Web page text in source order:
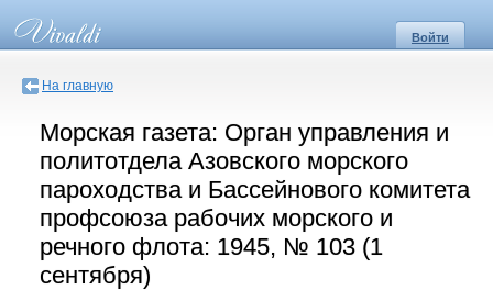
Войти
На главную
Морская газета: Орган управления и
политотдела Азовского морского
пароходства и Бассейнового комитета
профсоюза рабочих морского и
речного флота: 1945, № 103 (1
сентября)